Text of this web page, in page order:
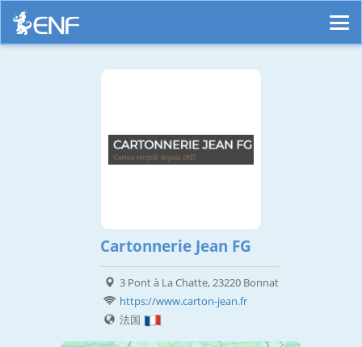
Cartonnerie Jean FG
3 Pont à La Chatte, 23220 Bonnat
https://www.carton-jean.fr
法国